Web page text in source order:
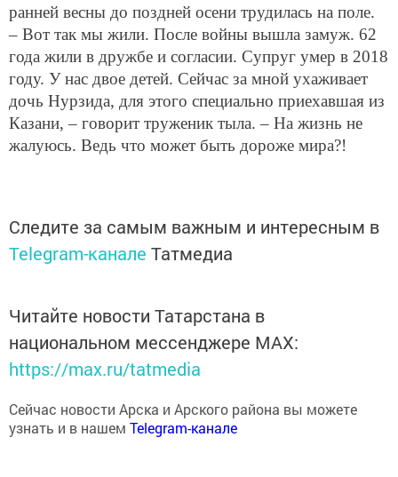
ранней весны до поздней осени трудилась на поле.
– Вот так мы жили. После войны вышла замуж. 62
года жили в дружбе и согласии. Супруг умер в 2018
году. У нас двое детей. Сейчас за мной ухаживает
дочь Нурзида, для этого специально приехавшая из
Казани, – говорит труженик тыла. – На жизнь не
жалуюсь. Ведь что может быть дороже мира?!
Следите за самым важным и интересным в
Telegram-канале Татмедиа
Читайте новости Татарстана в
национальном мессенджере MАХ:
https://max.ru/tatmedia
Сейчас новости Арска и Арского района вы можете
узнать и в нашем Telegram-канале